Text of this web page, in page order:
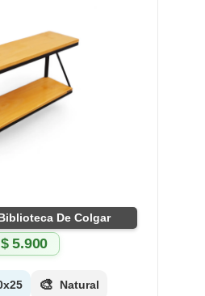
De Colgar
$5.900
🎨 Natural